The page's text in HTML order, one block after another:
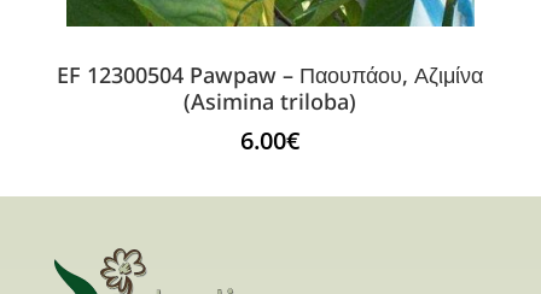
EF 12300504 Pawpaw – Παουπάου, Αζιμίνα
(Asimina triloba)
6.00€